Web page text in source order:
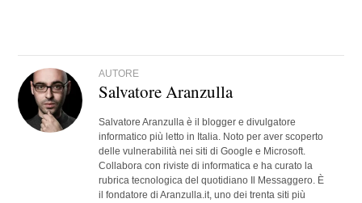
AUTORE
Salvatore Aranzulla
Salvatore Aranzulla è il blogger e divulgatore
informatico più letto in Italia. Noto per aver scoperto
delle vulnerabilità nei siti di Google e Microsoft.
Collabora con riviste di informatica e ha curato la
rubrica tecnologica del quotidiano Il Messaggero. È
il fondatore di Aranzulla.it, uno dei trenta siti più